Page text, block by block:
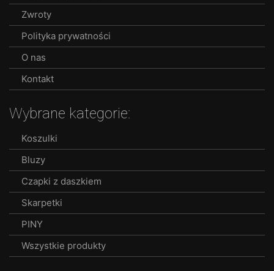
Zwroty
Polityka prywatności
O nas
Kontakt
Wybrane kategorie:
Koszulki
Bluzy
Czapki z daszkiem
Skarpetki
PINY
Wszystkie produkty